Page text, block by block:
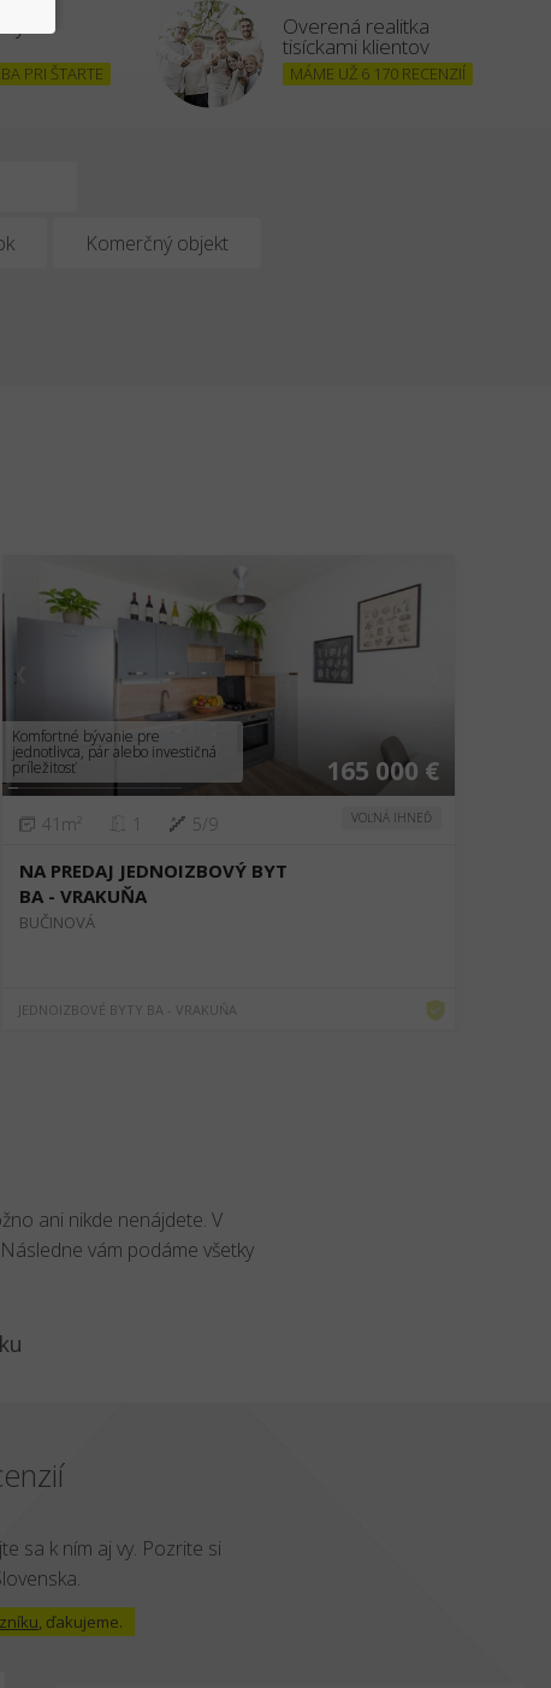
PRI ŠTARTE
Overená realitka
tisíckami klientov
MÁME UŽ 6 170 RECENZIÍ
Komerčný objekt
Komfortné bývanie pre
jednotlivca, pár alebo investičná
príležitosť 165 000 €
41m² 1 5/9 VOĽNÁ IHNEĎ
NA PREDAJ JEDNOIZBOVÝ BYT
BA - VRAKUŇA
BUČINOVÁ
JEDNOIZBOVÉ BYTY BA - VRAKUŇA
ani nikde nenájdete. V
vám podáme všetky
sa k ním aj vy. Pozrite si
, ďakujeme.